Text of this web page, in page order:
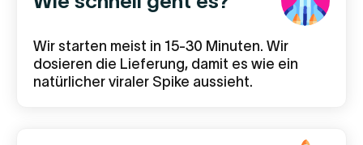
Wir starten meist in 15-30 Minuten. Wir
dosieren die Lieferung, damit es wie ein
natürlicher viraler Spike aussieht.